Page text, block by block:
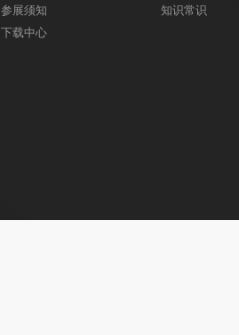
参展须知
下载中心
知识常识